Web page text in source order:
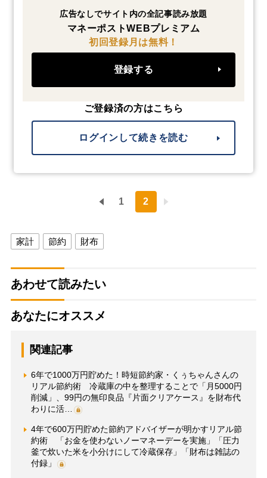
広告なしでサイト内の全記事読み放題
マネーポストWEBプレミアム
初回登録月は無料！
登録する
ご登録済の方はこちら
ログインして続きを読む
1 2
家計 節約 財布
あわせて読みたい
あなたにオススメ
関連記事
6年で1000万円貯めた！時短節約家・くぅちゃんさんの
リアル節約術 冷蔵庫の中を整理することで「月5000円
削減」、99円の無印良品『片面クリアケース』を財布代
わりに活…
4年で600万円貯めた節約アドバイザーが明かすリアル節
約術 「お金を使わないノーマネーデーを実施」「圧力
釜で炊いた米を小分けにして冷蔵保存」「財布は雑誌の
付録」